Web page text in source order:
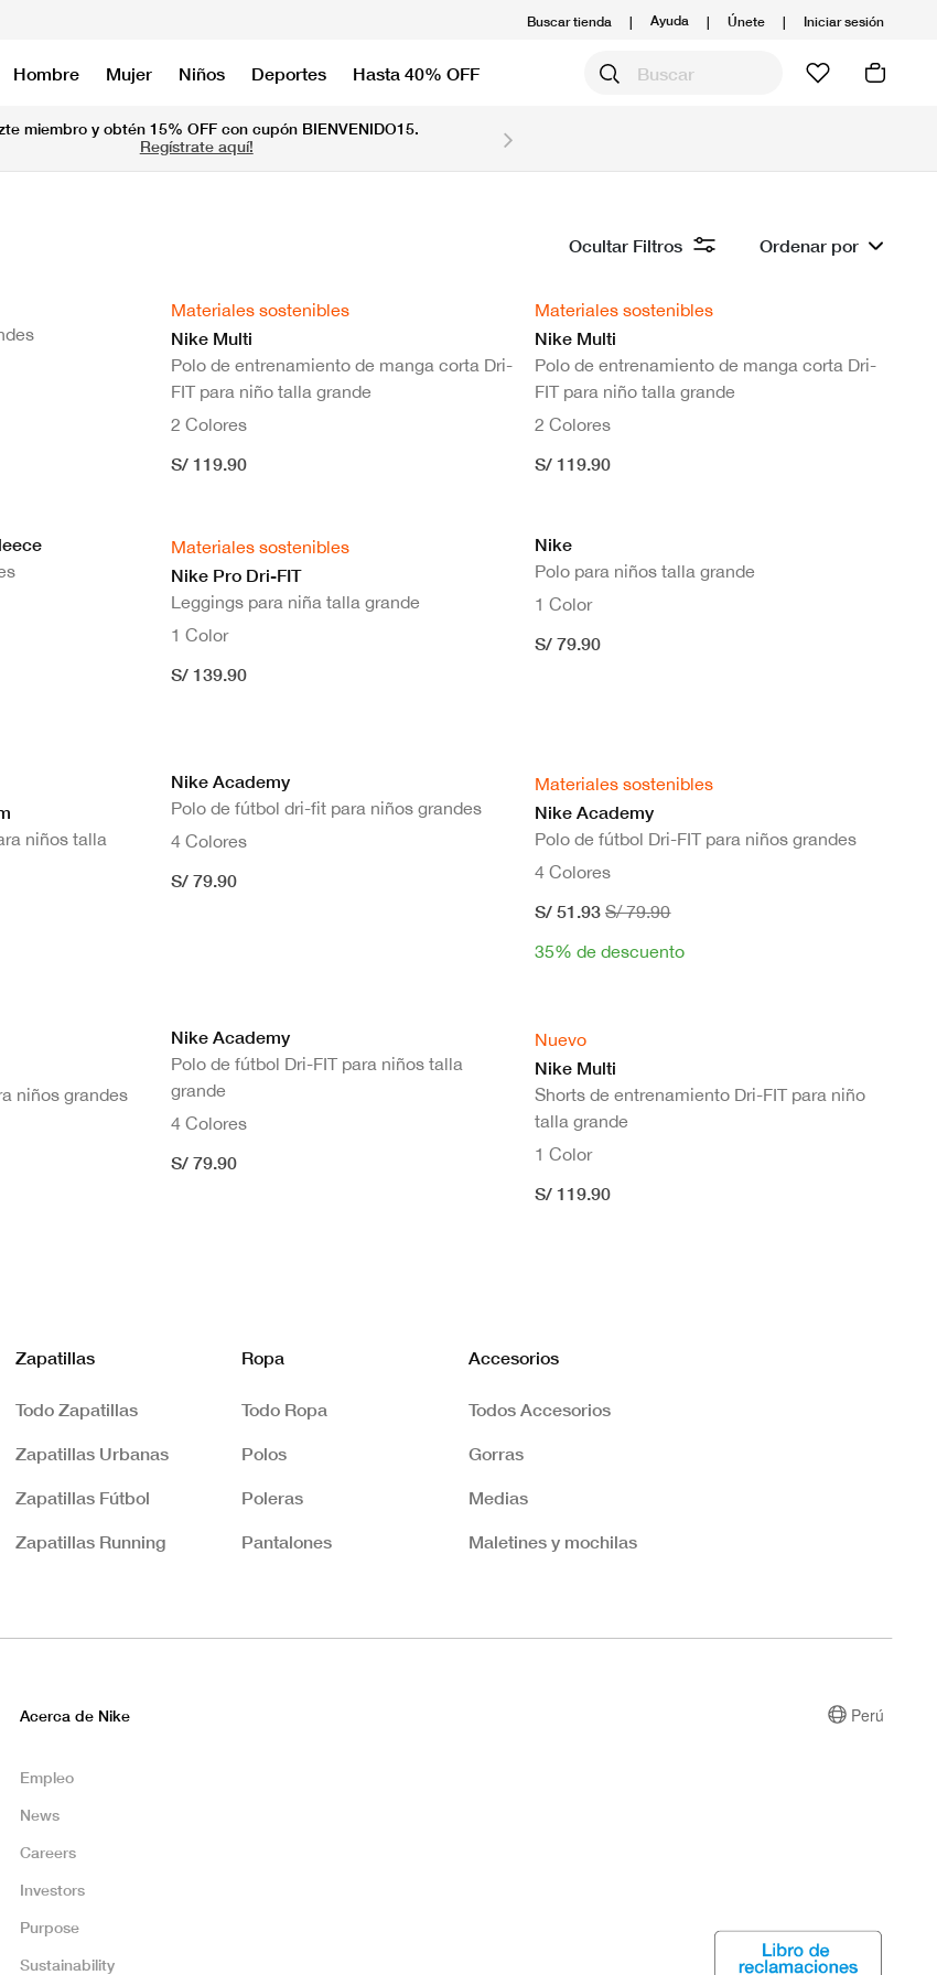
Buscar tienda | Ayuda | Únete | Iniciar sesión
Hombre Mujer Niños Deportes Hasta 40% OFF
miembro y obtén 15% OFF con cupón BIENVENIDO15.
Regístrate aquí!
Ocultar Filtros Ordenar por
Materiales sostenibles
Nike Multi
Polo de entrenamiento de manga corta Dri-
FIT para niño talla grande
2 Colores
S/ 119.90
Materiales sostenibles
Nike Multi
Polo de entrenamiento de manga corta Dri-
FIT para niño talla grande
2 Colores
S/ 119.90
Materiales sostenibles
Nike Pro Dri-FIT
Leggings para niña talla grande
1 Color
S/ 139.90
Nike
Polo para niños talla grande
1 Color
S/ 79.90
niños talla
Nike Academy
Polo de fútbol dri-fit para niños grandes
4 Colores
S/ 79.90
Materiales sostenibles
Nike Academy
Polo de fútbol Dri-FIT para niños grandes
4 Colores
S/ 51.93S/ 79.90
35% de descuento
niños grandes
Nike Academy
Polo de fútbol Dri-FIT para niños talla
grande
4 Colores
S/ 79.90
Nuevo
Nike Multi
Shorts de entrenamiento Dri-FIT para niño
talla grande
1 Color
S/ 119.90
Zapatillas
Todo Zapatillas
Zapatillas Urbanas
Zapatillas Fútbol
Zapatillas Running
Ropa
Todo Ropa
Polos
Poleras
Pantalones
Accesorios
Todos Accesorios
Gorras
Medias
Maletines y mochilas
Acerca de Nike
Empleo
News
Careers
Investors
Purpose
Sustainability
Perú